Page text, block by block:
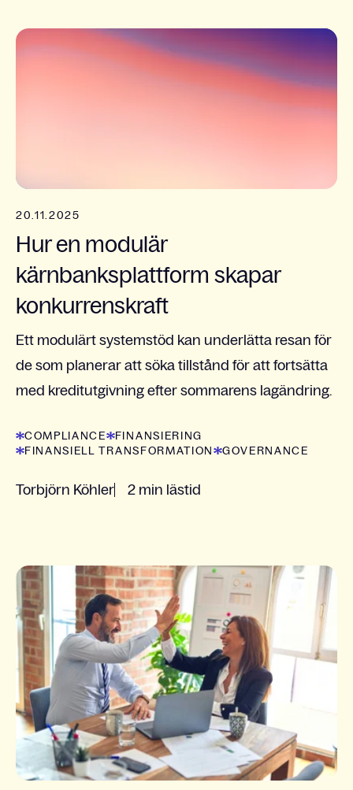
20.11.2025
Hur en modulär
kärnbanksplattform skapar
konkurrenskraft
Ett modulärt systemstöd kan underlätta resan för
de som planerar att söka tillstånd för att fortsätta
med kreditutgivning efter sommarens lagändring.
COMPLIANCE
FINANSIERING
FINANSIELL TRANSFORMATION
GOVERNANCE
Torbjörn Köhler 2 min lästid